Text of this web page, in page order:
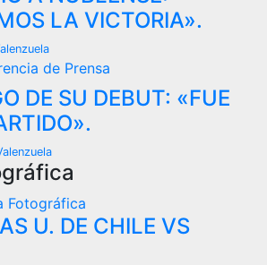
LA VICTORIA».
de Prensa
DE SU DEBUT: «FUE
Fotográfica
U. DE CHILE VS